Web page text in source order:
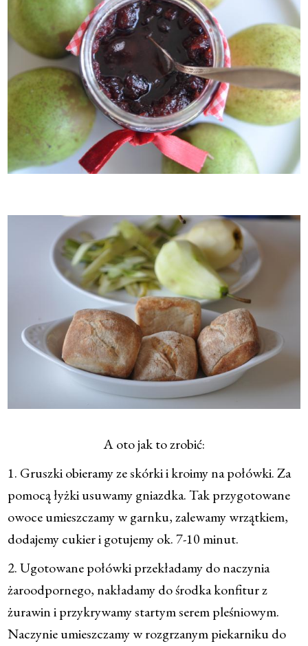
A oto jak to zrobić:
1. Gruszki obieramy ze skórki i kroimy na połówki. Za
pomocą łyżki usuwamy gniazdka. Tak przygotowane
owoce umieszczamy w garnku, zalewamy wrzątkiem,
dodajemy cukier i gotujemy ok. 7-10 minut.
2. Ugotowane połówki przekładamy do naczynia
żaroodpornego, nakładamy do środka konfitur z
żurawin i przykrywamy startym serem pleśniowym.
Naczynie umieszczamy w rozgrzanym piekarniku do